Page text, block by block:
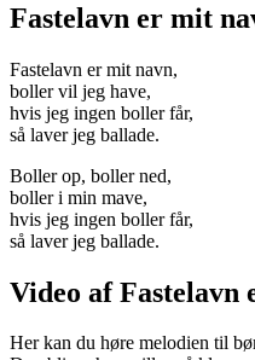
Fastelavn er mit
Fastelavn er mit navn,
boller vil jeg have,
hvis jeg ingen boller får,
så laver jeg ballade.
Boller op, boller ned,
boller i min mave,
hvis jeg ingen boller får,
så laver jeg ballade.
Video af Fastelavn
Her kan du høre melodien til